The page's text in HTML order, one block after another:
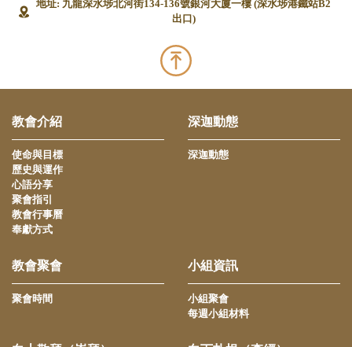
地址: 九龍深水埗北河街134-136號銀河大廈一樓 (深水埗港鐵站B2
出口)
教會介紹
使命與目標
歷史與運作
心語分享
聚會指引
教會行事曆
奉獻方式
深迦動態
深迦動態
教會聚會
聚會時間
小組資訊
小組聚會
每週小組材料